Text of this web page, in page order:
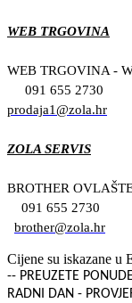
WEB TRGOVINA
WEB TRGOVINA -
091 655
prodaja1@zola.hr
ZOLA SERVIS
BROTHER
091 655 2730
brother@zola.hr
Cijene su iskazane u
-- PREUZETE
RADNI DAN -